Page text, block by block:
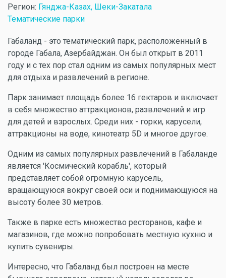
Регион: Гянджа-Казах, Шеки-Закатала
Тематические парки
Габаланд - это тематический парк, расположенный в
городе Габала, Азербайджан. Он был открыт в 2011
году и с тех пор стал одним из самых популярных мест
для отдыха и развлечений в регионе.
Парк занимает площадь более 16 гектаров и включает
в себя множество аттракционов, развлечений и игр
для детей и взрослых. Среди них - горки, карусели,
аттракционы на воде, кинотеатр 5D и многое другое.
Одним из самых популярных развлечений в Габаланде
является 'Космический корабль', который
представляет собой огромную карусель,
вращающуюся вокруг своей оси и поднимающуюся на
высоту более 30 метров.
Также в парке есть множество ресторанов, кафе и
магазинов, где можно попробовать местную кухню и
купить сувениры.
Интересно, что Габаланд был построен на месте